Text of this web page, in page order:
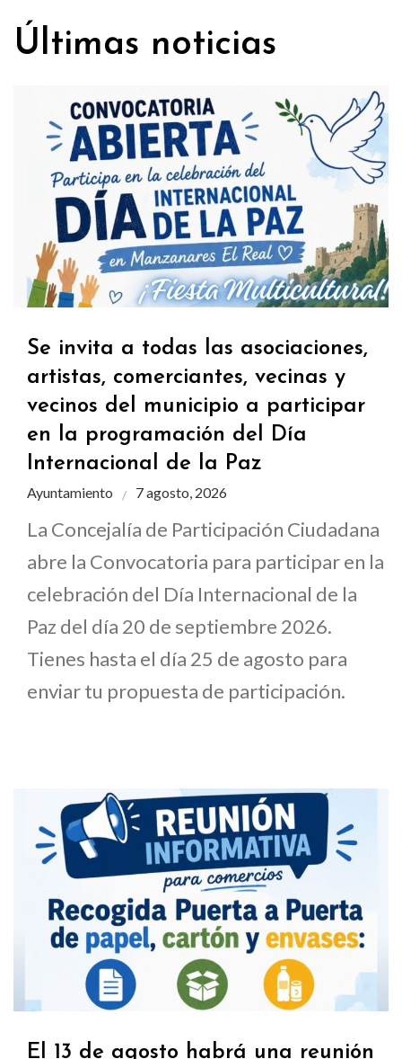
Últimas noticias
Se invita a todas las asociaciones,
artistas, comerciantes, vecinas y
vecinos del municipio a participar
en la programación del Día
Internacional de la Paz
Ayuntamiento 7 agosto, 2026
La Concejalía de Participación Ciudadana
abre la Convocatoria para participar en la
celebración del Día Internacional de la
Paz del día 20 de septiembre 2026.
Tienes hasta el día 25 de agosto para
enviar tu propuesta de participación.
El 13 de agosto habrá una reunión